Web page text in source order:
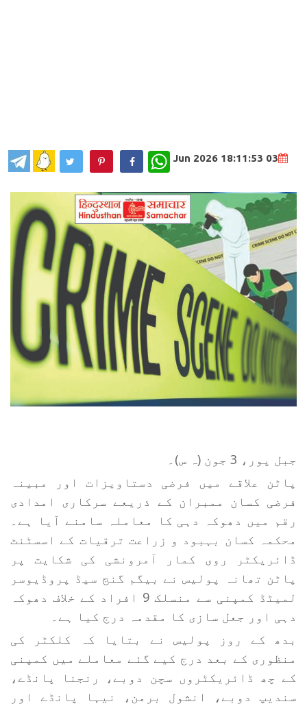
03 Jun 2026 18:11:53
WhatsApp
جبل پور، 3 جون (ہ س)۔
پاٹن علاقے میں فرضی دستاویزات اور مبینہ
فرضی کسان ممبران کے ذریعے سرکاری امدادی
رقم میں دھوکہ دہی کا معاملہ سامنے آیا ہے۔
محکمہ کسان بہبود و زراعت ترقیات کے اسسٹنٹ
ڈائریکٹر روی کمار آمرونشی کی شکایت پر
پاٹن تھانہ پولیس نے بیگم گنج سیڈ پروڈیوسر
لمیٹڈ کمپنی سے منسلک 9 افراد کے خلاف دھوکہ
دہی اور جعل سازی کا مقدمہ درج کیا ہے۔
بدھ کے روز پولیس نے بتایا کہ کلکٹر کی
منظوری کے بعد درج کیے گئے معاملے میں کمپنی
کے چھ ڈائریکٹروں سچن دوبے، رنجنا پانڈے،
سندیپ دوبے، انشول برمن، نیہا پانڈے اور